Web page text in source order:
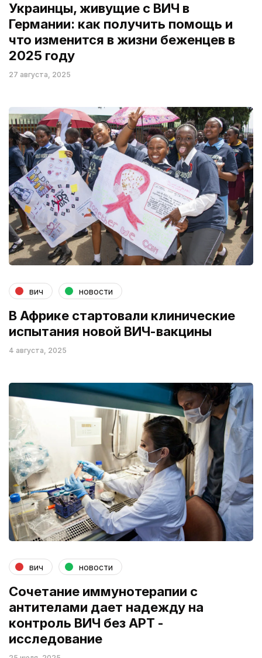
Украинцы, живущие с ВИЧ в
Германии: как получить помощь и
что изменится в жизни беженцев в
2025 году
27 августа, 2025
вич новости
В Африке стартовали клинические
испытания новой ВИЧ-вакцины
4 августа, 2025
вич новости
Cочетание иммунотерапии с
антителами дает надежду на
контроль ВИЧ без АРТ -
исследование